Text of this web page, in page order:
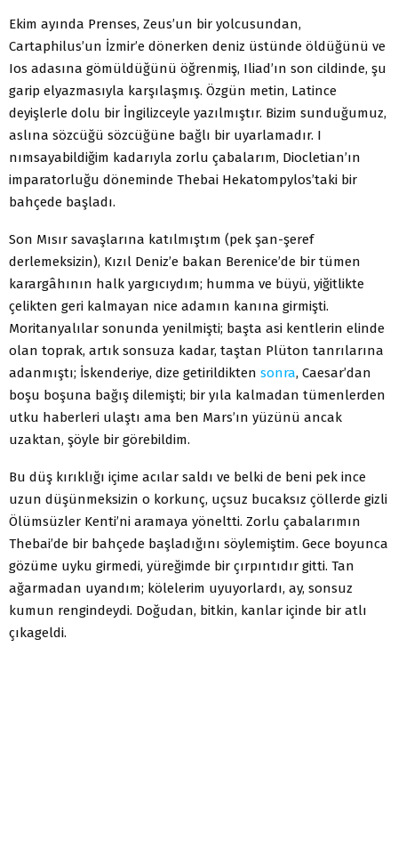
Ekim ayında Prenses, Zeus’un bir yolcusundan,
Cartaphilus’un İzmir’e dönerken deniz üstünde öldüğünü ve
Ios adasına gömüldüğünü öğrenmiş, Iliad’ın son cildinde, şu
garip elyazmasıyla karşılaşmış. Özgün metin, Latince
deyişlerle dolu bir İngilizceyle yazılmıştır. Bizim sunduğumuz,
aslına sözcüğü sözcüğüne bağlı bir uyarlamadır. I
nımsayabildiğim kadarıyla zorlu çabalarım, Diocletian’ın
imparatorluğu döneminde Thebai Hekatompylos’taki bir
bahçede başladı.
Son Mısır savaşlarına katılmıştım (pek şan-şeref
derlemeksizin), Kızıl Deniz’e bakan Berenice’de bir tümen
karargâhının halk yargıcıydım; humma ve büyü, yiğitlikte
çelikten geri kalmayan nice adamın kanına girmişti.
Moritanyalılar sonunda yenilmişti; başta asi kentlerin elinde
olan toprak, artık sonsuza kadar, taştan Plüton tanrılarına
adanmıştı; İskenderiye, dize getirildikten sonra, Caesar’dan
boşu boşuna bağış dilemişti; bir yıla kalmadan tümenlerden
utku haberleri ulaştı ama ben Mars’ın yüzünü ancak
uzaktan, şöyle bir görebildim.
Bu düş kırıklığı içime acılar saldı ve belki de beni pek ince
uzun düşünmeksizin o korkunç, uçsuz bucaksız çöllerde gizli
Ölümsüzler Kenti’ni aramaya yöneltti. Zorlu çabalarımın
Thebai’de bir bahçede başladığını söylemiştim. Gece boyunca
gözüme uyku girmedi, yüreğimde bir çırpıntıdır gitti. Tan
ağarmadan uyandım; kölelerim uyuyorlardı, ay, sonsuz
kumun rengindeydi. Doğudan, bitkin, kanlar içinde bir atlı
çıkageldi.